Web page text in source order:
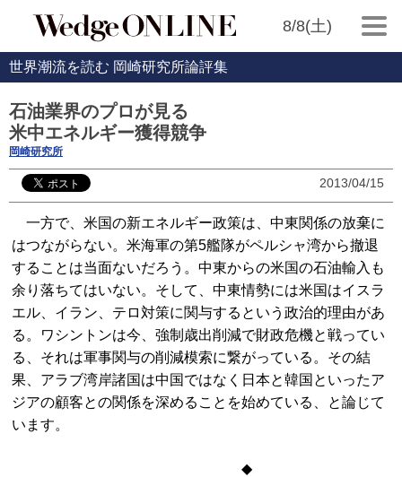
8/8(土)
世界潮流を読む 岡崎研究所論評集
石油業界のプロが見る
米中エネルギー獲得競争
岡崎研究所
2013/04/15
一方で、米国の新エネルギー政策は、中東関係の放棄に
はつながらない。米海軍の第5艦隊がペルシャ湾から撤退
することは当面ないだろう。中東からの米国の石油輸入も
余り落ちてはいない。そして、中東情勢には米国はイスラ
エル、イラン、テロ対策に関与するという政治的理由があ
る。ワシントンは今、強制歳出削減で財政危機と戦ってい
る、それは軍事関与の削減模索に繋がっている。その結
果、アラブ湾岸諸国は中国ではなく日本と韓国といったア
ジアの顧客との関係を深めることを始めている、と論じて
います。
◆